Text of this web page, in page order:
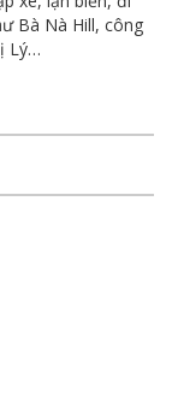
Bà Nà Hill, công
Lý…